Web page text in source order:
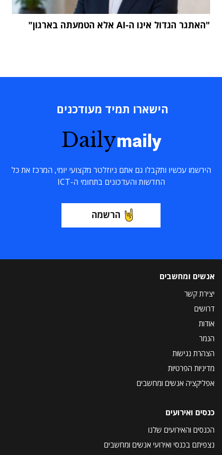
"האתגר הגדול אינו ה-AI אלא הטמעתה בארגון"
הישארו תמיד מעודכנים
Dailymaily
הירשמו עכשיו ותקבלו גם אתם ניוזלטר מקצועי יומי, המרכז את כל
החדשות והעדכונים בתחומי ה-ICT
הרשמה
אנשים ומחשבים
יצירת קשר
דרושים
אודות
הנמר
הצהרת נגישות
מדיניות הפרטיות
אפליקציה אנשים ומחשבים
כנסים ואירועים
הכנסים והאירועים שלנו
נצפיתם בכנסי ואירועי אנשים ומחשבים